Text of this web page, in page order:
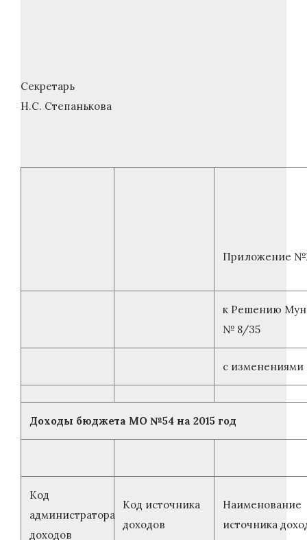
Секретарь
Н.С. Степанькова
Приложение
к Решению
№ 8/35
с изменениями
Доходы бюджета МО №54 на 2015 год
Код
администратора
доходов
Код источника
доходов
Наименование
источника